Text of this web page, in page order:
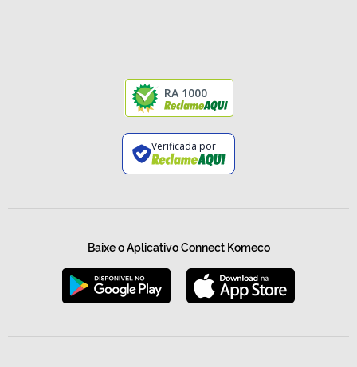
RA 1000
Verificada por
Baixe o Aplicativo Connect Komeco